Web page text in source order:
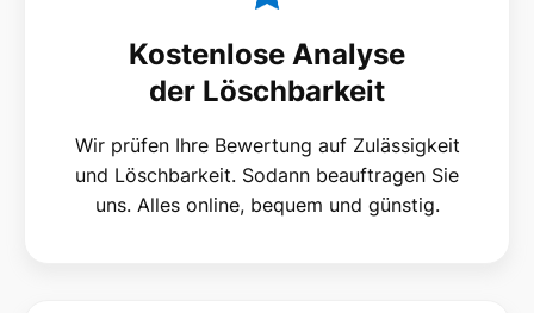
Kostenlose Analyse
der Löschbarkeit
Wir prüfen Ihre Bewertung auf Zulässigkeit
und Löschbarkeit. Sodann beauftragen Sie
uns. Alles online, bequem und günstig.